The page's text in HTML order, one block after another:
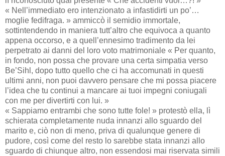
« Nell’immediato ero intenzionato a infastidirti un po’…
moglie fedifraga. » ammiccò il semidio immortale,
sottintendendo in maniera tutt’altro che equivoca a quanto
appena occorso, e a quell’ennesimo tradimento da lei
perpetrato ai danni del loro voto matrimoniale « Per quanto,
in fondo, non possa che provare una certa simpatia verso
Be’Sihl, dopo tutto quello che ci ha accomunati in questi
ultimi anni, non puoi davvero pensare che mi possa piacere
l’idea che tu continui a mancare ai tuoi impegni coniugali
con me per divertirti con lui. »
« Sappiamo entrambi che sono tutte fole! » protestò ella, lì
schierata completamente nuda innanzi allo sguardo del
marito e, ciò non di meno, priva di qualunque genere di
pudore, così come del resto lo sarebbe stata innanzi allo
sguardo di chiunque altro, non essendosi mai riservata simili